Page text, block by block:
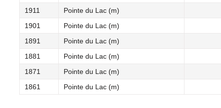
1911
Pointe du Lac (m)
1901
Pointe du Lac (m)
1891
Pointe du Lac (m)
1881
Pointe du Lac (m)
1871
Pointe du Lac (m)
1861
Pointe du Lac (m)